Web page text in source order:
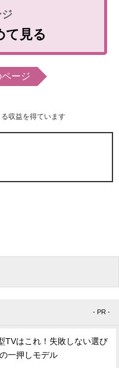
て見る
ページ
収益を得ています
- PR -
TVはこれ！失敗しない選び
一押しモデル